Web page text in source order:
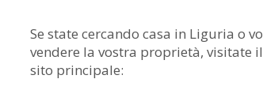
Se state cercando casa in Liguria o
vendere la vostra proprietà, visitate
sito principale: